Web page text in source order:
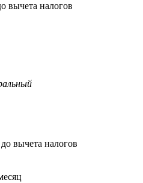
вычета налогов
до вычета налогов